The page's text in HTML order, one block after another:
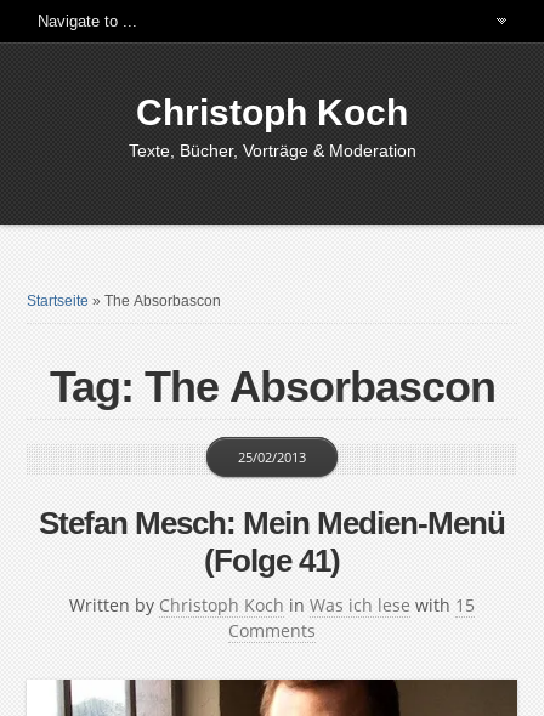
Christoph Koch
Texte, Bücher, Vorträge & Moderation
Startseite »The Absorbascon
Tag: The Absorbascon
Stefan Mesch: Mein Medien-Menü
(Folge 41)
Written by Christoph Koch
25/02/2013
in Was ich lese with 15
Comments